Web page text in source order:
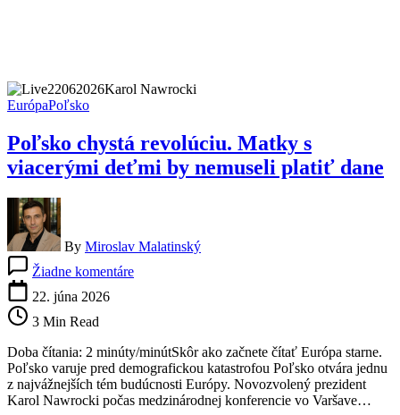
EurópaPoľsko
Poľsko chystá revolúciu. Matky s
viacerými deťmi by nemuseli platiť dane
By Miroslav Malatinský
Žiadne komentárePoľsko
viacerými
deťmi
by
nemuseli
22. júna 2026
3 Min Read
Doba čítania: 2 minúty/minútSkôr ako začnete čítať Európa starne.
Poľsko varuje pred demografickou katastrofou Poľsko otvára jednu
z najvážnejších tém budúcnosti Európy. Novozvolený prezident
Karol Nawrocki počas medzinárodnej konferencie vo Varšave…